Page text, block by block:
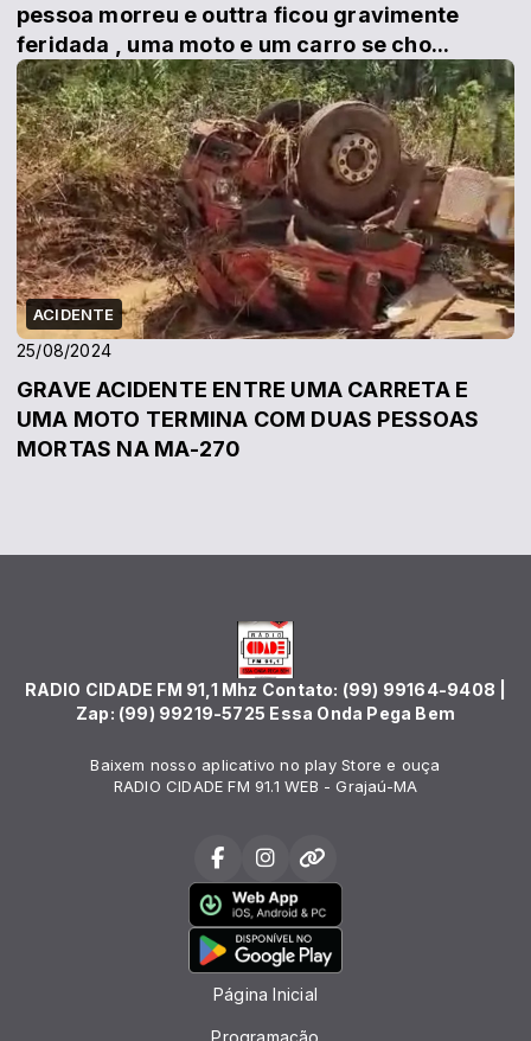
pessoa morreu e outtra ficou gravimente
feridada , uma moto e um carro se cho...
ACIDENTE
25/08/2024
GRAVE ACIDENTE ENTRE UMA CARRETA E
UMA MOTO TERMINA COM DUAS PESSOAS
MORTAS NA MA-270
RADIO CIDADE FM 91,1 Mhz Contato: (99) 99164-9408 |
Zap: (99) 99219-5725 Essa Onda Pega Bem
Baixem nosso aplicativo no play Store e ouça
RADIO CIDADE FM 91.1 WEB - Grajaú-MA
Página Inicial
Programação